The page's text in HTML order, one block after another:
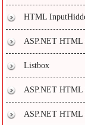
HTML
ASP.NET HTML
Listbox
ASP.NET
ASP.NET